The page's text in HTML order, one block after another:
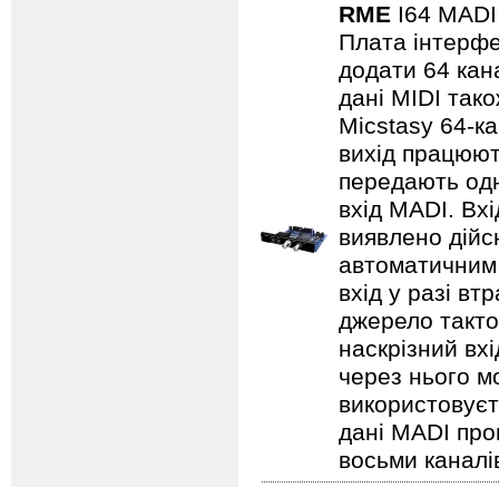
RME I64
Плата
додати 64
дані MIDI
Micstasy 64-
вихід
передають
вхід MADI.
виявлено
вхід у разі
джерело
наскрізний
через нього
дані MADI
восьми